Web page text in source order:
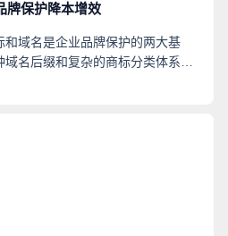
牌保护降本增效
域名是企业品牌保护的两大基
名后缀和复杂的商标分类体系，
品牌被冒用，又不想承担过高的